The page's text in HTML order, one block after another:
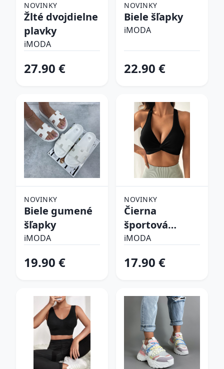
NOVINKY
Žlté dvojdielne
plavky
iMODA
27.90 €
NOVINKY
Biele šľapky
iMODA
22.90 €
NOVINKY
Biele gumené
šľapky
iMODA
19.90 €
NOVINKY
Čierna
športová
podprsenka
iMODA
17.90 €